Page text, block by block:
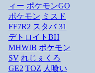
ィー ポケモンGO
ポケモン ミスド
FF7R2 スタバ 31
デトロイトBH
MHWIB ポケモン
SV れじぇくろ
GE2 TOZ 人喰い